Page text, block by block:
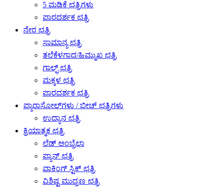
5 ಮಡಿಕೆ ಛತ್ರಿಗಳು
ಪಾರದರ್ಶಕ ಛತ್ರಿ
ನೇರ ಛತ್ರಿ
ಸಾಮಾನ್ಯ ಛತ್ರಿ
ತಲೆಕೆಳಗಾದ/ಹಿಮ್ಮುಖ ಛತ್ರಿ
ಗಾಲ್ಫ್ ಛತ್ರಿ
ಮಕ್ಕಳ ಛತ್ರಿ
ಪಾರದರ್ಶಕ ಛತ್ರಿ
ಪ್ಯಾರಾಸೋಲ್‌ಗಳು / ಬೀಚ್ ಛತ್ರಿಗಳು
ಉದ್ಯಾನ ಛತ್ರಿ
ಕ್ರಿಯಾತ್ಮಕ ಛತ್ರಿ
ಲೆಡ್ ಅಂಬ್ರೆಲಾ
ಫ್ಯಾನ್ ಛತ್ರಿ
ವಾಕಿಂಗ್ ಸ್ಟಿಕ್ ಛತ್ರಿ
ವಿಶಿಷ್ಟ ಮುದ್ರಣ ಛತ್ರಿ